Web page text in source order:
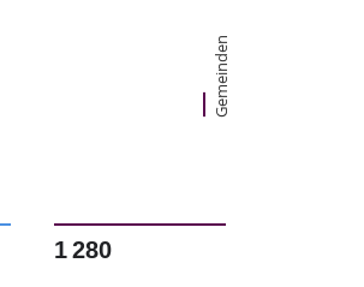
Gemeinden
1 280